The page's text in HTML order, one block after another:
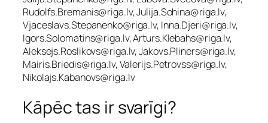
Rudolfs.Bremanis@riga.lv, Julija.Sohina@riga.lv,
Vjaceslavs.Stepanenko@riga.lv, Inna.Djeri@riga.lv,
Igors.Solomatins@riga.lv, Arturs.Klebahs@riga.lv,
Aleksejs.Roslikovs@riga.lv, Jakovs.Pliners@riga.lv,
Mairis.Briedis@riga.lv, Valerijs.Petrovss@riga.lv,
Nikolajs.Kabanovs@riga.lv
Kāpēc tas ir svarīgi?